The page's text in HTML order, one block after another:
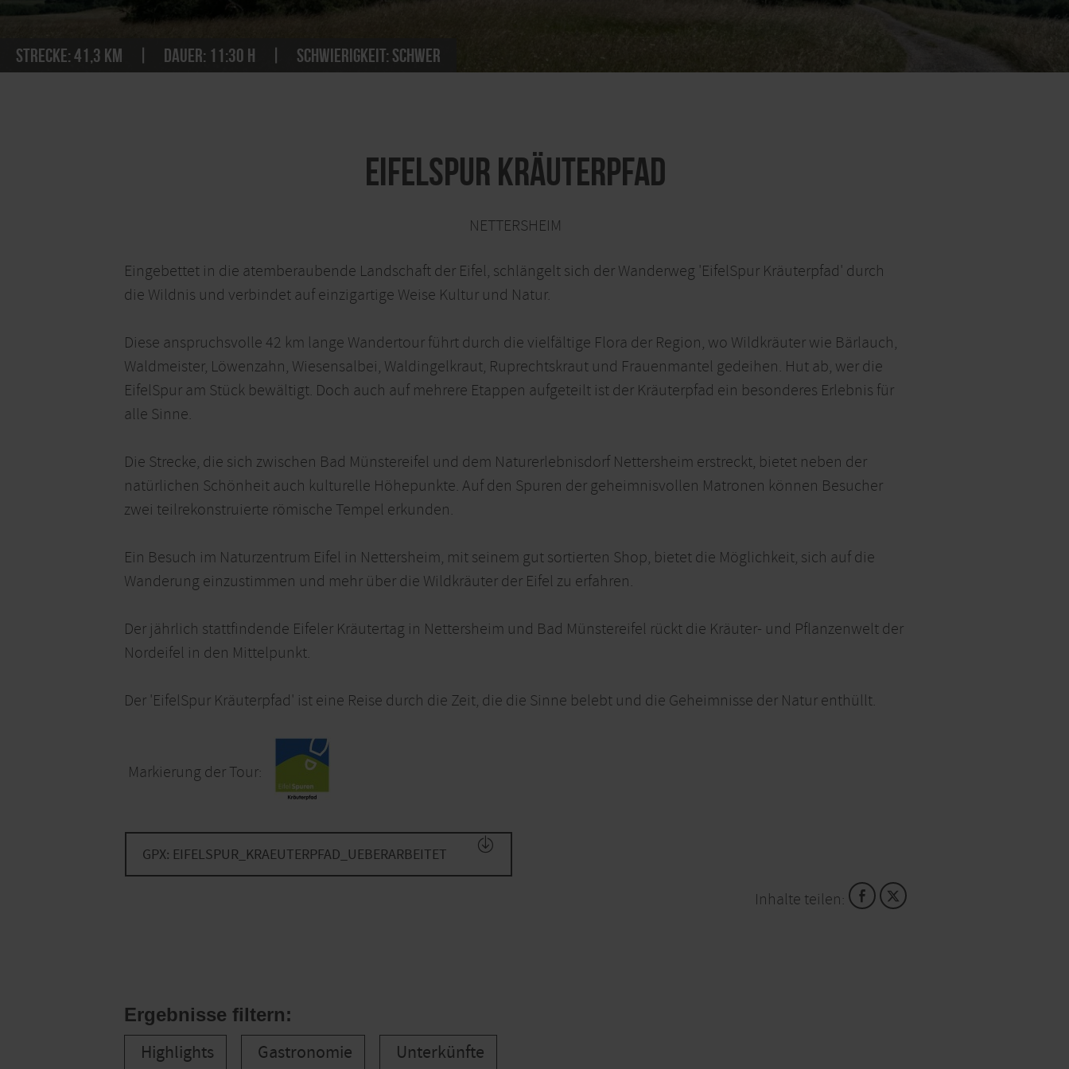
Strecke:41,3 km Dauer: 11:30 h Schwierigkeit: schwer
EifelSpur Kräuterpfad
NETTERSHEIM
Eingebettet in die atemberaubende Landschaft der Eifel, schlängelt sich der Wanderweg 'EifelSpur Kräuterpfad' durch
die Wildnis und verbindet auf einzigartige Weise Kultur und Natur.
Diese anspruchsvolle 42 km lange Wandertour führt durch die vielfältige Flora der Region, wo Wildkräuter wie Bärlauch,
Waldmeister, Löwenzahn, Wiesensalbei, Waldingelkraut, Ruprechtskraut und Frauenmantel gedeihen. Hut ab, wer die
EifelSpur am Stück bewältigt. Doch auch auf mehrere Etappen aufgeteilt ist der Kräuterpfad ein besonderes Erlebnis für
alle Sinne.
Die Strecke, die sich zwischen Bad Münstereifel und dem Naturerlebnisdorf Nettersheim erstreckt, bietet neben der
natürlichen Schönheit auch kulturelle Höhepunkte. Auf den Spuren der geheimnisvollen Matronen können Besucher
zwei teilrekonstruierte römische Tempel erkunden.
Ein Besuch im Naturzentrum Eifel in Nettersheim, mit seinem gut sortierten Shop, bietet die Möglichkeit, sich auf die
Wanderung einzustimmen und mehr über die Wildkräuter der Eifel zu erfahren.
Der jährlich stattfindende Eifeler Kräutertag in Nettersheim und Bad Münstereifel rückt die Kräuter- und Pflanzenwelt der
Nordeifel in den Mittelpunkt.
Der 'EifelSpur Kräuterpfad' ist eine Reise durch die Zeit, die die Sinne belebt und die Geheimnisse der Natur enthüllt.
Markierung der Tour:
GPX: EIFELSPUR_KRAEUTERPFAD_UEBERARBEITET
Inhalte teilen:
Ergebnisse filtern:
Highlights Gastronomie Unterkünfte